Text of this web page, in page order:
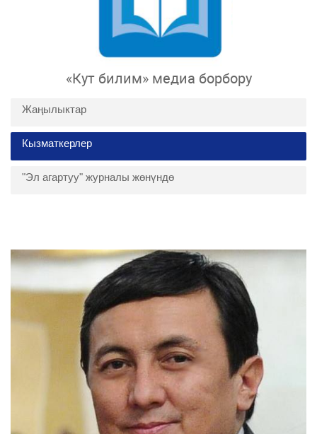
«Кут билим» медиа борбору
Жаңылыктар
Кызматкерлер
"Эл агартуу" журналы жөнүндө